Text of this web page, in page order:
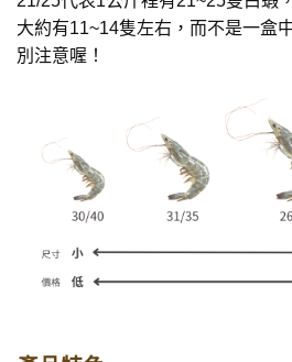
大約有11~14隻左右，而不是一盒
別注意喔！